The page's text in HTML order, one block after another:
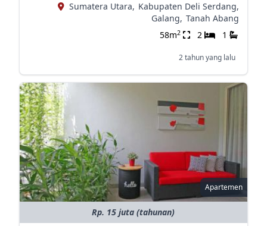
Sumatera Utara, Kabupaten Deli Serdang,
Galang, Tanah Abang
58m2 2 1
2 tahun yang lalu
Apartemen
Rp. 15 juta (tahunan)